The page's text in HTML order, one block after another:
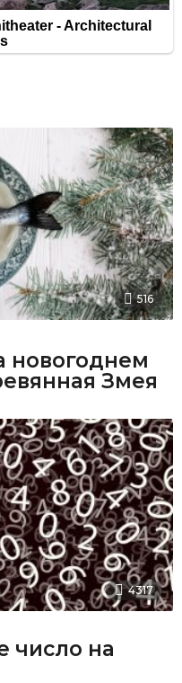
516
новогоднем
Змея
4317
число на